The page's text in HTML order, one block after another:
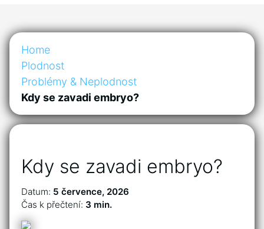
Home
Plodnost
Problémy & Neplodnost
Kdy se zavadi embryo?
Kdy se zavadi embryo?
Datum: 5 července, 2026
Čas k přečtení: 3 min.